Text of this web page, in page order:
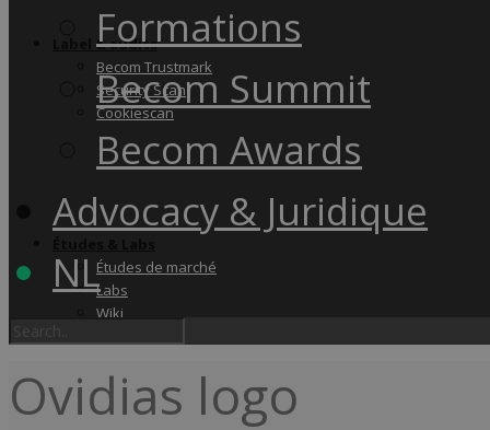
Label & audits
Becom Trustmark
Security Scan
Cookiescan
Études de marché
Labs
Wiki
Formations
Becom Summit
Becom Awards
Advocacy & Juridique
NL
Ovidias logo